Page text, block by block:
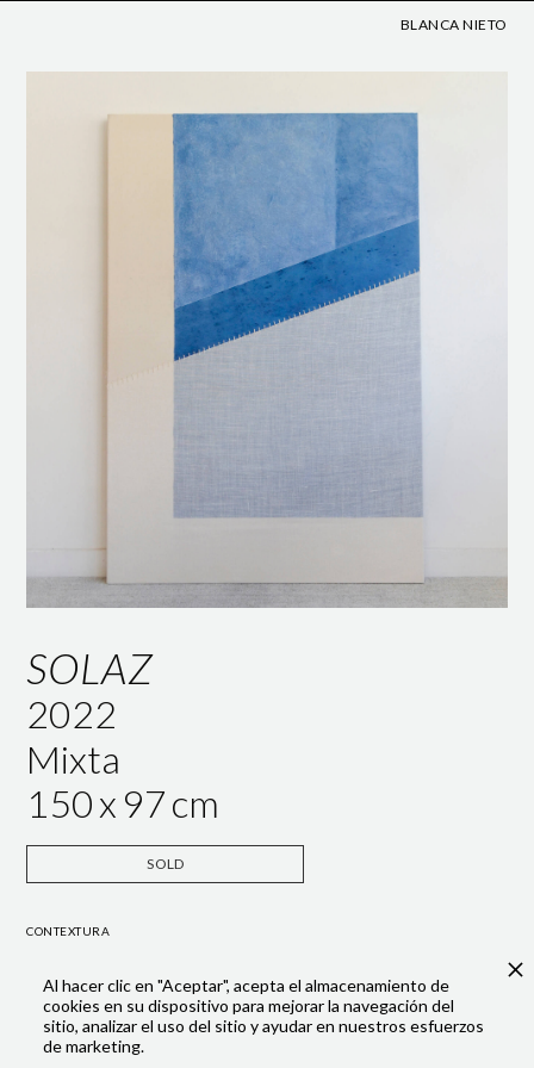
BLANCA NIETO
SOLAZ
2022
Mixta
150x 97cm
SOLD
CONTEXTURA
rawness of the canvas and the subtlety of the gauze represents the
boundary between the present and the past, where colour fades like
a receding memory.
Al hacer clic en "Aceptar", acepta el almacenamiento de
cookies en su dispositivo para mejorar la navegación del
sitio, analizar el uso del sitio y ayudar en nuestros esfuerzos
de marketing.